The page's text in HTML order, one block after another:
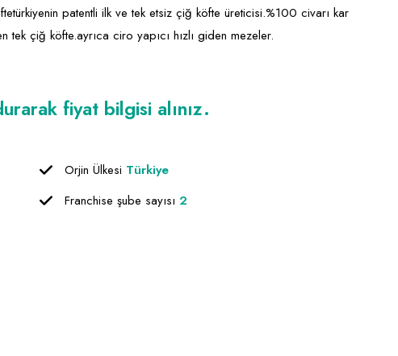
patentli ilk ve tek etsiz çiğ köfte üreticisi.%100 civarı kar
tek çiğ köfte.ayrıca ciro yapıcı hızlı giden mezeler.
fiyat bilgisi alınız.
Orjin Ülkesi Türkiye
Franchise şube sayısı 2